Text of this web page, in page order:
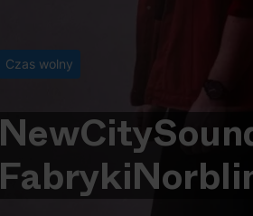
Czas wolny
NewCity
Fabryki